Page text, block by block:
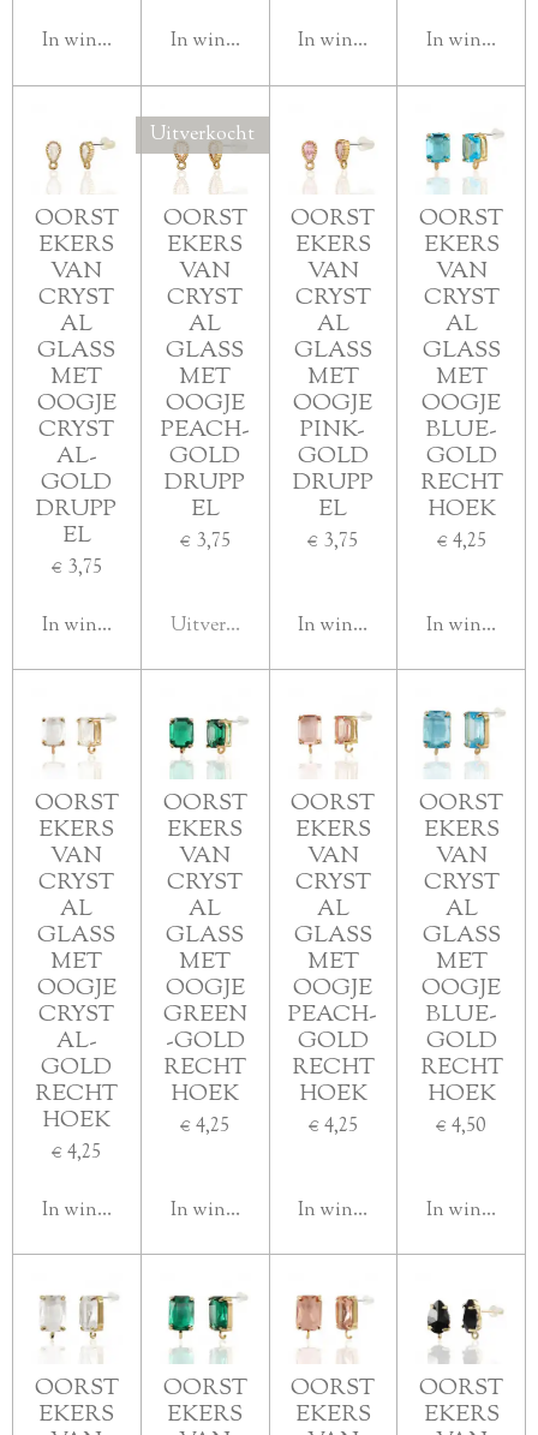
In winkelwagenIn winkelwagenIn winkelwagenIn
OORST
EKERS
VAN
CRYST
AL
GLASS
MET
OOGJE
CRYST
AL-
GOLD
DRUPP
EL
€ 3,75
In winkelwagen
Uitverkocht
OORST
EKERS
VAN
CRYST
AL
GLASS
MET
OOGJE
PEACH-
GOLD
DRUPP
EL
€ 3,75
Uitverkocht
OORST
EKERS
VAN
CRYST
AL
GLASS
MET
OOGJE
PINK-
GOLD
DRUPP
EL
€ 3,75
In winkelwagen
OORST
EKERS
VAN
CRYST
AL
GLASS
MET
OOGJE
BLUE-
GOLD
RECHT
HOEK
€ 4,25
In
OORST
EKERS
VAN
CRYST
AL
GLASS
MET
OOGJE
CRYST
AL-
GOLD
RECHT
HOEK
€ 4,25
In winkelwagen
OORST
EKERS
VAN
CRYST
AL
GLASS
MET
OOGJE
GREEN
-GOLD
RECHT
HOEK
€ 4,25
In winkelwagen
OORST
EKERS
VAN
CRYST
AL
GLASS
MET
OOGJE
PEACH-
GOLD
RECHT
HOEK
€ 4,25
In winkelwagen
OORST
EKERS
VAN
CRYST
AL
GLASS
MET
OOGJE
BLUE-
GOLD
RECHT
HOEK
€ 4,50
In
OORST
EKERS
OORST
EKERS
OORST
EKERS
OORST
EKERS